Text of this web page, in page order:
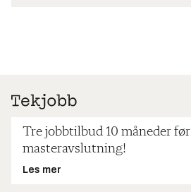
Tre jobbtilbud 10 måneder før
masteravslutning!
Les mer